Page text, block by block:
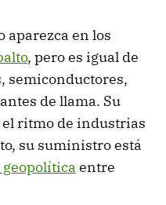
aparezca en los
, pero es igual de
semiconductores,
de llama. Su
ritmo de industrias
su suministro está
entre